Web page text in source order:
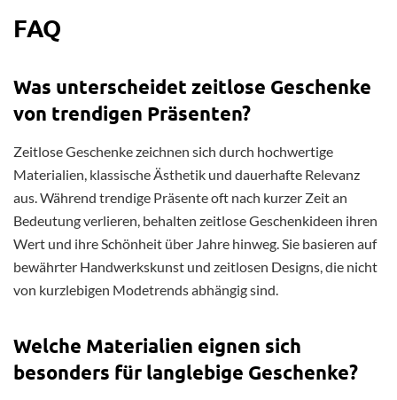
FAQ
Was unterscheidet zeitlose Geschenke
von trendigen Präsenten?
Zeitlose Geschenke zeichnen sich durch hochwertige
Materialien, klassische Ästhetik und dauerhafte Relevanz
aus. Während trendige Präsente oft nach kurzer Zeit an
Bedeutung verlieren, behalten zeitlose Geschenkideen ihren
Wert und ihre Schönheit über Jahre hinweg. Sie basieren auf
bewährter Handwerkskunst und zeitlosen Designs, die nicht
von kurzlebigen Modetrends abhängig sind.
Welche Materialien eignen sich
besonders für langlebige Geschenke?